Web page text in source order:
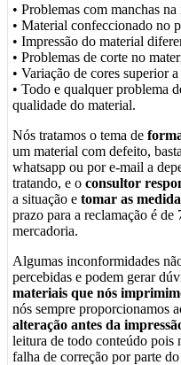
• Problemas com manchas na
• Material confeccionado no
• Impressão do material
• Problemas de corte no
• Variação de cores superior
• Todo e qualquer problema
qualidade do material.
Nós tratamos o tema de
um material com defeito,
whatsapp ou por e-mail a
tratando, e o consultor
a situação e tomar as
prazo para a reclamação é de
mercadoria.
Algumas inconformidades
percebidas e podem gerar
materiais que nós
nós sempre proporcionamos
alteração antes da
leitura de todo conteúdo pois
falha de correção por parte